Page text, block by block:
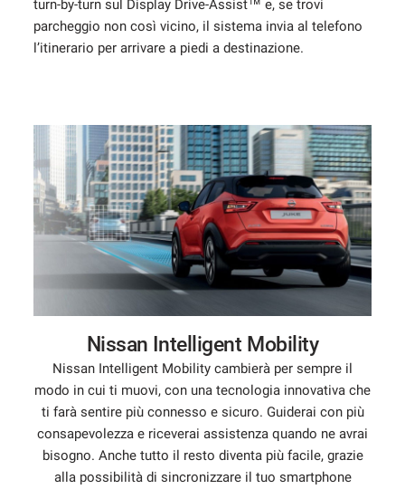
turn-by-turn sul Display Drive-Assist™ e, se trovi
parcheggio non così vicino, il sistema invia al telefono
l’itinerario per arrivare a piedi a destinazione.
Nissan Intelligent Mobility
Nissan Intelligent Mobility cambierà per sempre il
modo in cui ti muovi, con una tecnologia innovativa che
ti farà sentire più connesso e sicuro. Guiderai con più
consapevolezza e riceverai assistenza quando ne avrai
bisogno. Anche tutto il resto diventa più facile, grazie
alla possibilità di sincronizzare il tuo smartphone